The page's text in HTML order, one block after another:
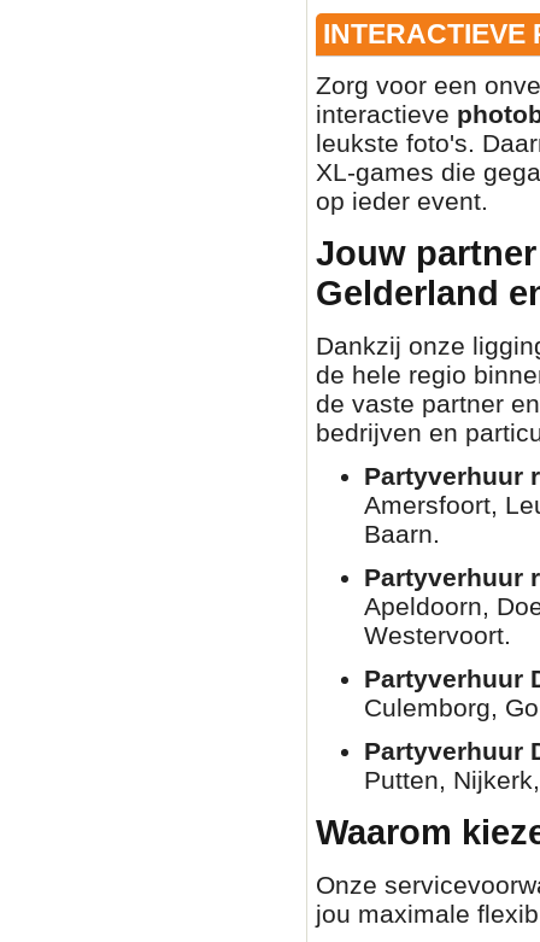
INTERACTIEVE
Zorg voor een
interactieve
leukste foto's.
XL-games die
op ieder event.
Jouw
Gelderland
Dankzij onze
de hele regio
de vaste partner
bedrijven en
Partyverhuur
Amersfoort,
Baarn.
Partyverhuur
Apeldoorn,
Westervoort.
Partyverhuur
Culemborg,
Partyverhuur
Putten,
Waarom
Onze
jou maximale